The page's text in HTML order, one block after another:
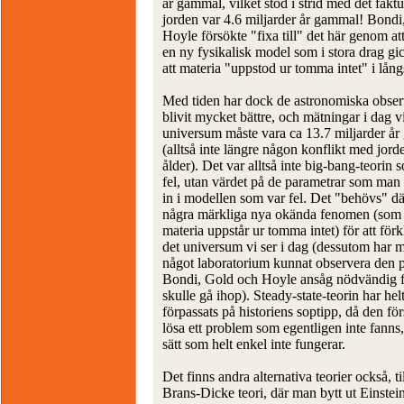
år gammal, vilket stod i strid med det
jorden var 4.6 miljarder år gammal!
Hoyle försökte "fixa till" det här genom
en ny fysikalisk model som i stora drag
att materia "uppstod ur tomma intet" i
Med tiden har dock de astronomiska
blivit mycket bättre, och mätningar i dag
universum måste vara ca 13.7 miljarder år
(alltså inte längre någon konflikt med
ålder). Det var alltså inte big-bang-teorin
fel, utan värdet på de parametrar som man
in i modellen som var fel. Det "behövs"
några märkliga nya okända fenomen (som
materia uppstår ur tomma intet) för att
det universum vi ser i dag (dessutom har
något laboratorium kunnat observera den
Bondi, Gold och Hoyle ansåg nödvändig
skulle gå ihop). Steady-state-teorin har
förpassats på historiens soptipp, då den
lösa ett problem som egentligen inte
sätt som helt enkel inte fungerar.
Det finns andra alternativa teorier också,
Brans-Dicke teori, där man bytt ut